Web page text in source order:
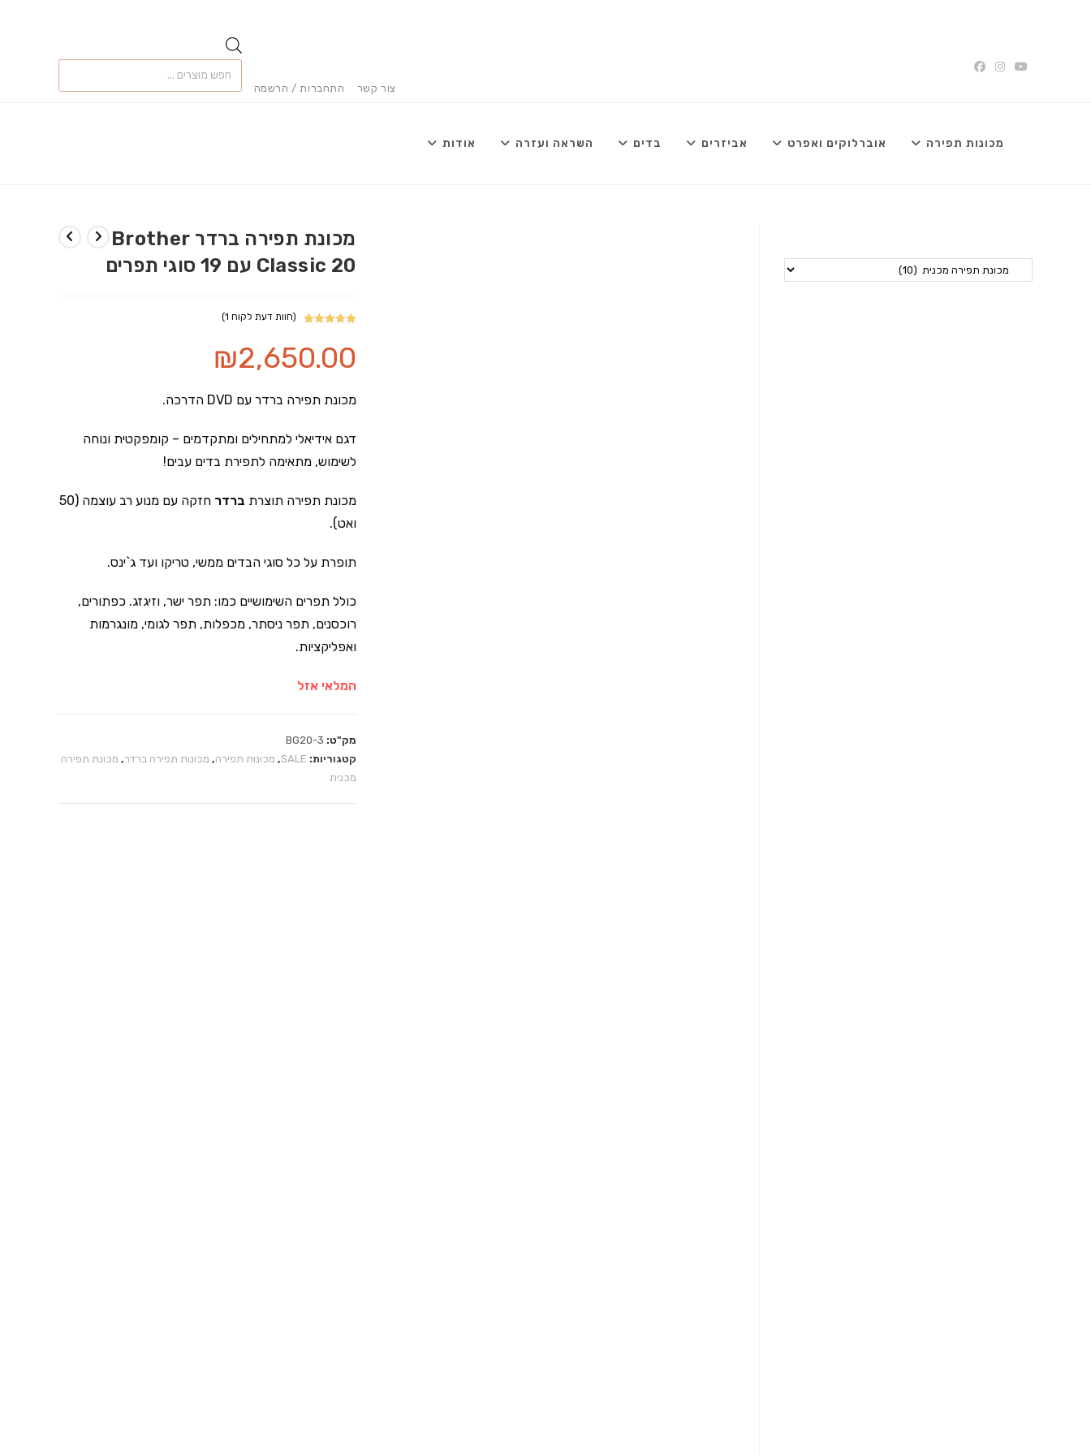
צור קשר התחברות / הרשמה
Products
מכונות תפירה אוברלוקים ואפרט אביזרים בדים השראה ועזרה אודות
מכונת תפירה ברדר Brother
Classic 20 עם 19 סוגי תפרים
מתוך 5
מבוסס על
(חוות דעת לקוח 1
)
₪2,650.00
מכונת תפירה ברדר עם DVD הדרכה.
דגם אידיאלי למתחילים ומתקדמים – קומפקטית ונוחה
לשימוש, מתאימה לתפירת בדים עבים!
מכונת תפירה תוצרת ברדר
חזקה עם מנוע רב עוצמה (50
ואט).
תופרת על כל סוגי הבדים ממשי, טריקו ועד ג`ינס.
כולל תפרים השימושיים כמו: תפר ישר, וזיגזג. כפתורים,
רוכסנים, תפר ניסתר, מכפלות, תפר לגומי, מונגרמות
ואפליקציות.
המלאי אזל
מק"ט: BG20-3
קטגוריות: SALE
, מכונות תפירה, מכונות תפירה ברדר, מכונת תפירה
מכנית